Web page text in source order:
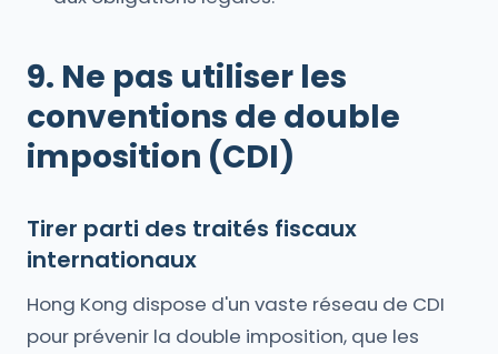
9. Ne pas utiliser les
conventions de double
imposition (CDI)
Tirer parti des traités fiscaux
internationaux
Hong Kong dispose d'un vaste réseau de CDI
pour prévenir la double imposition, que les